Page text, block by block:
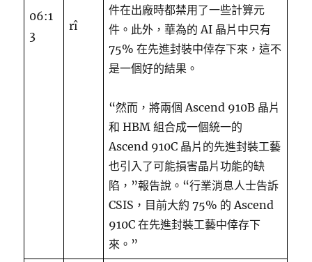
06:1
3
rî
件在出廠時都禁用了一些計算元
件。此外，華為的 AI 晶片中只有
75% 在先進封裝中倖存下來，這不
是一個好的結果。
“然而，將兩個 Ascend 910B 晶片
和 HBM 組合成一個統一的
Ascend 910C 晶片的先進封裝工藝
也引入了可能損害晶片功能的缺
陷，”報告說。“行業消息人士告訴
CSIS，目前大約 75% 的 Ascend
910C 在先進封裝工藝中倖存下
來。”